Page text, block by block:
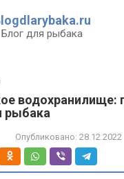
Блог для рыбака
водохранилище:
рыбака
Опубликовано: 28.12.2022